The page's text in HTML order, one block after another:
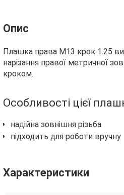
Опис
Плашка права М13 крок 1.25
нарізання правої метричної
кроком.
Особливості цієї
надійна зовнішня різьба
підходить для роботи вручну
Характеристики